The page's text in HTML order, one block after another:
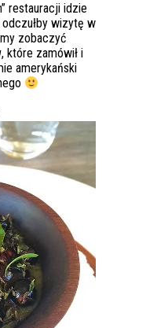
restauracji idzie
wizytę w
zobaczyć
, które zamówił i
amerykański